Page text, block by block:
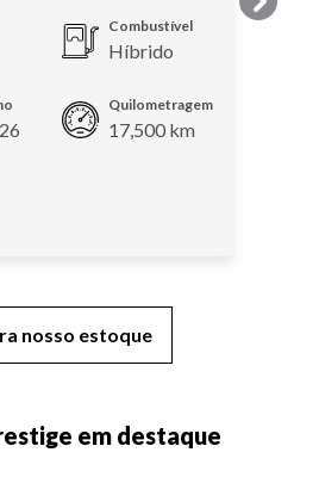
Combustível
Híbrido
Quilometragem
17,500 km
nosso estoque
em destaque